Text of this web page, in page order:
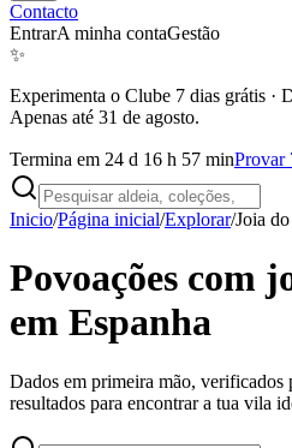
Contacto
EntrarA minha contaGestão
✨
Experimenta o Clube 7 dias grátis ·
Apenas até 31 de agosto.
Termina em 24 d 16 h 57 minProvar
Inicio/Página inicial/Explorar/Joia
Povoações com
em Espanha
Dados em primeira mão,
resultados para encontrar a tua vila